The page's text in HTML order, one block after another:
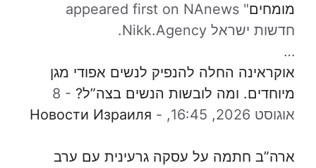
מומחים
" appeared first on NAnews
חדשות ישראל Nikk.Agency.
…
אוקראינה החלה להנפיק לנשים אפודי מגן
מיוחדים. ומה לובשות הנשים בצה”ל? -
8
אוגוסט 2026, 16:45,
-
Новости Израиля
ארה”ב חתמה על עסקה גרעינית עם ערב